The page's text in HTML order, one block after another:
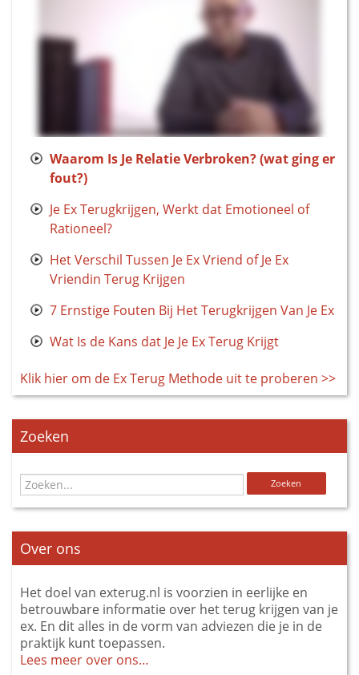
Waarom Is Je Relatie Verbroken? (wat ging er
fout?)
Je Ex Terugkrijgen, Werkt dat Emotioneel of
Rationeel?
Het Verschil Tussen Je Ex Vriend of Je Ex
Vriendin Terug Krijgen
7 Ernstige Fouten Bij Het Terugkrijgen Van Je Ex
Wat Is de Kans dat Je Je Ex Terug Krijgt
Klik hier om de Ex Terug Methode uit te proberen >>
Zoeken
Over ons
Het doel van exterug.nl is voorzien in eerlijke en
betrouwbare informatie over het terug krijgen van je
ex. En dit alles in de vorm van adviezen die je in de
praktijk kunt toepassen.
Lees meer over ons…